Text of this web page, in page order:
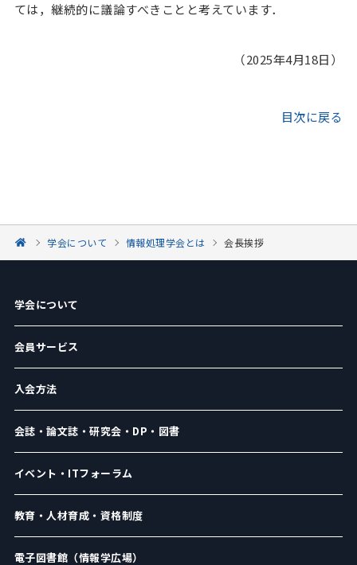
ては，継続的に議論すべきことと考えています．
（2025年4月18日）
目次に戻る
学会について 情報処理学会とは 会長挨拶
学会について
会員サービス
入会方法
会誌・論文誌・研究会・DP・図書
イベント・ITフォーラム
教育・人材育成・資格制度
電子図書館（情報学広場）